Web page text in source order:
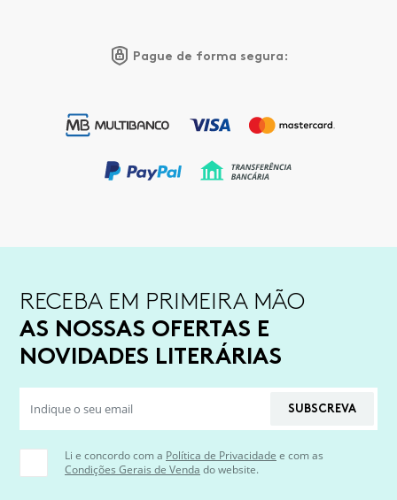
Pague de forma segura:
RECEBA EM PRIMEIRA MÃO
AS NOSSAS OFERTAS E
NOVIDADES LITERÁRIAS
SUBSCREVA
Li e concordo com a Política de Privacidade e com as
Condições Gerais de Venda do website.